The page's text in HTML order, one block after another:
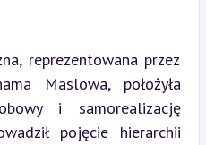
reprezentowana przez
Maslowa, położyła
i samorealizację
pojęcie hierarchii